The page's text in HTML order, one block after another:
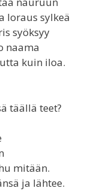
loraus sylkeä
syöksyy
naama
kuin iloa.
täällä teet?
mitään.
ja lähtee.